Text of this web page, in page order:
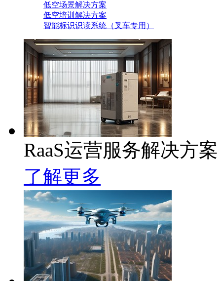
低空场景解决方案
低空培训解决方案
智能标识识读系统（叉车专用）
RaaS运营服务解决方案
了解更多